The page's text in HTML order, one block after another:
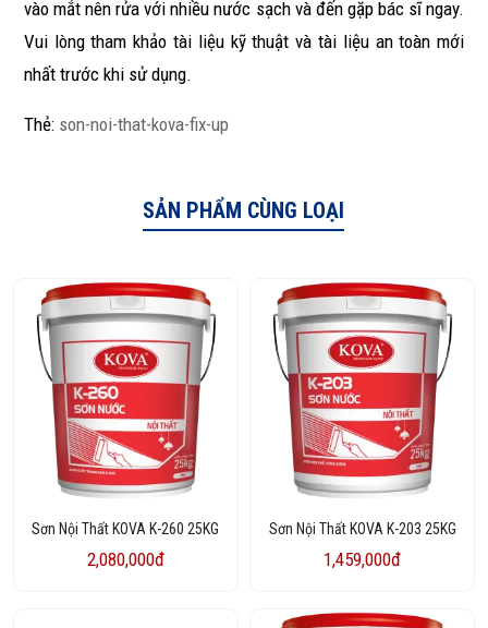
vào mắt nên rửa với nhiều nước sạch và đến gặp bác sĩ ngay.
Vui lòng tham khảo tài liệu kỹ thuật và tài liệu an toàn mới
nhất trước khi sử dụng.
Thẻ: son-noi-that-kova-fix-up
SẢN PHẨM CÙNG LOẠI
Sơn Nội Thất KOVA K-260 25KG
2,080,000đ
Sơn Nội Thất KOVA K-203 25KG
1,459,000đ